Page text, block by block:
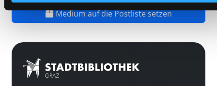
Medium auf die Postliste setzen